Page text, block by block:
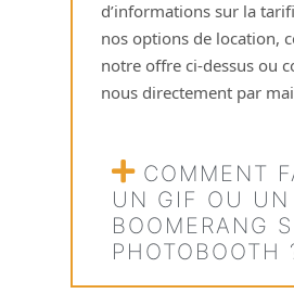
d’informations sur la
nos options de location,
notre offre ci-dessus ou
nous directement par
COMMENT
UN GIF OU UN
BOOMERANG
PHOTOBOOTH